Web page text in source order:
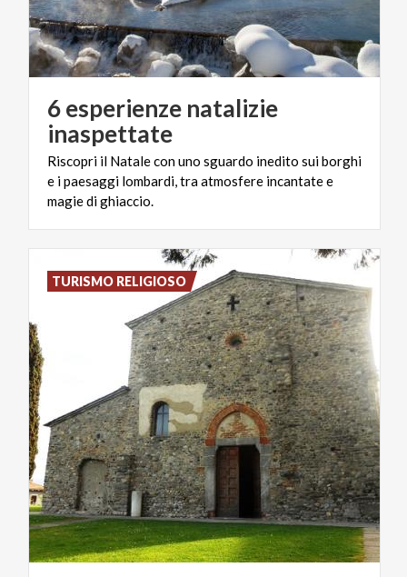
6 esperienze natalizie
inaspettate
Riscopri il Natale con uno sguardo inedito sui borghi
e i paesaggi lombardi, tra atmosfere incantate e
magie di ghiaccio.
TURISMO RELIGIOSO